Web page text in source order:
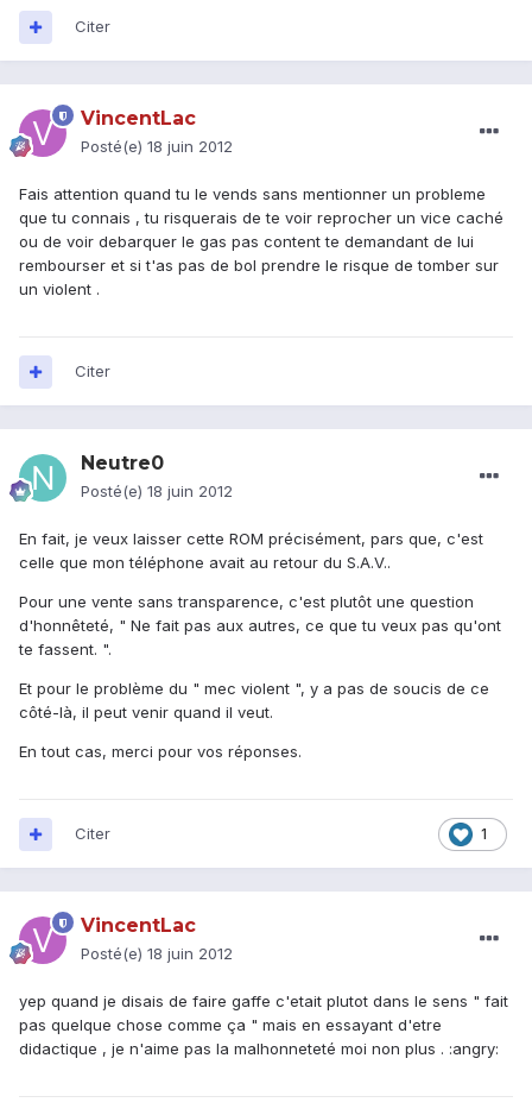
Citer
VincentLac
Posté(e) 18 juin 2012
Fais attention quand tu le vends sans mentionner un probleme
que tu connais , tu risquerais de te voir reprocher un vice caché
ou de voir debarquer le gas pas content te demandant de lui
rembourser et si t'as pas de bol prendre le risque de tomber sur
un violent .
Citer
Neutre0
Posté(e) 18 juin 2012
En fait, je veux laisser cette ROM précisément, pars que, c'est
celle que mon téléphone avait au retour du S.A.V..
Pour une vente sans transparence, c'est plutôt une question
d'honnêteté, " Ne fait pas aux autres, ce que tu veux pas qu'ont
te fassent. ".
Et pour le problème du " mec violent ", y a pas de soucis de ce
côté-là, il peut venir quand il veut.
En tout cas, merci pour vos réponses.
1
Citer
VincentLac
Posté(e) 18 juin 2012
yep quand je disais de faire gaffe c'etait plutot dans le sens " fait
pas quelque chose comme ça " mais en essayant d'etre
didactique , je n'aime pas la malhonneteté moi non plus . :angry: